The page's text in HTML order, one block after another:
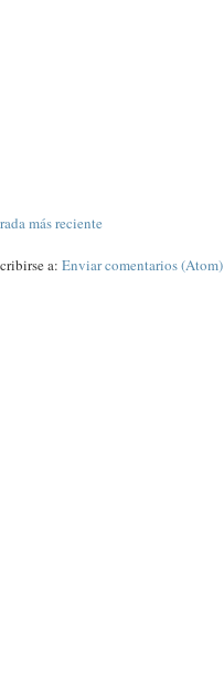
más reciente
a: Enviar comentarios (Atom)